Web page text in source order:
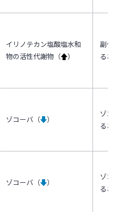
イリノテカン塩酸塩水和
物の活性代謝物（↑）
副作
るお
ゾコーバ（↓）
ゾコ
るお
ゾコーバ（↓）
ゾコ
るお